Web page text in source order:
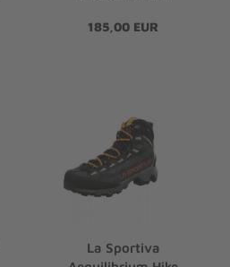
185,00 EUR
La Sportiva